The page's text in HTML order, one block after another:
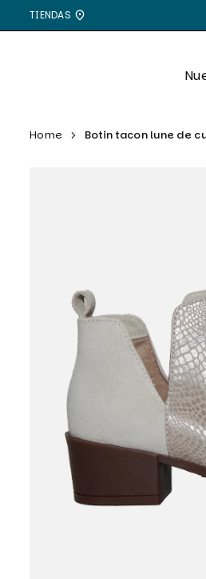
directamente
TIENDAS
Home Botin tacon lune de